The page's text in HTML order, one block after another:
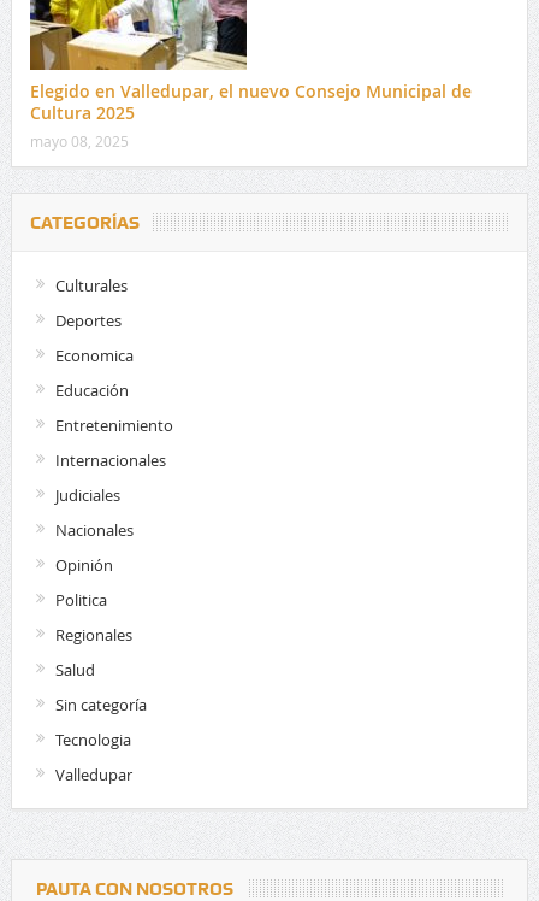
Elegido en Valledupar, el nuevo Consejo Municipal de
Cultura 2025
mayo 08, 2025
CATEGORÍAS
Culturales
Deportes
Economica
Educación
Entretenimiento
Internacionales
Judiciales
Nacionales
Opinión
Politica
Regionales
Salud
Sin categoría
Tecnologia
Valledupar
PAUTA CON NOSOTROS